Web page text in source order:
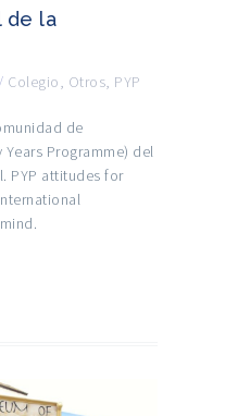
de la
/ Colegio, Otros, PYP
de
Programme) del
PYP attitudes for